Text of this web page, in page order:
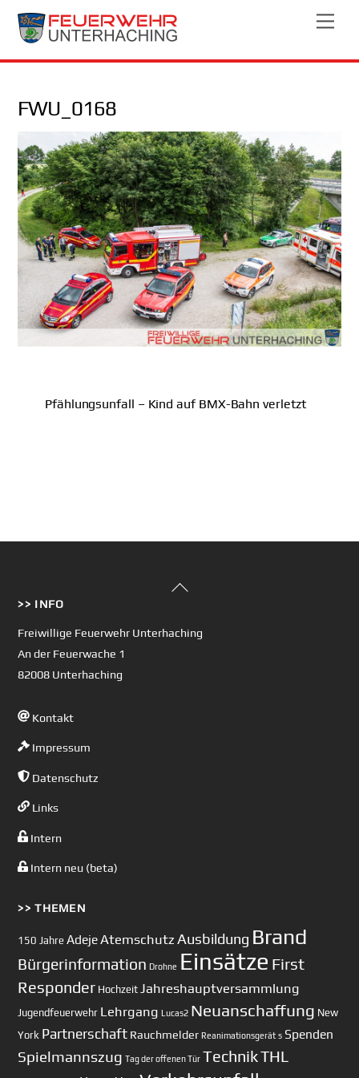
Skip
FWU_0168
Pfählungsunfall – Kind auf BMX-Bahn verletzt
Back
>> INFO
Freiwillige Feuerwehr Unterhaching
An der Feuerwache 1
82008 Unterhaching
Kontakt
Impressum
Datenschutz
Links
Intern
Intern neu (beta)
>> THEMEN
150 Jahre AdejeAtemschutz Ausbildung Brand
Bürgerinformation Drohne Einsätze First
Responder Hochzeit Jahreshauptversammlung
Jugendfeuerwehr Lehrgang Lucas2 Neuanschaffung New
York Partnerschaft Rauchmelder Reanimationsgerät s Spenden
Spielmannszug Tag der offenen Tür TechnikTHL